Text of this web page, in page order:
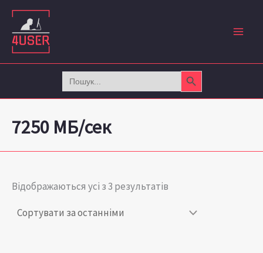
Перейти
вмісту
Search
for:
Search Button
7250 МБ/сек
Відображаються усі з 3 результатів